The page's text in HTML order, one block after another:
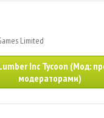
Limited
Inc Tycoon (Мод:
модераторами)